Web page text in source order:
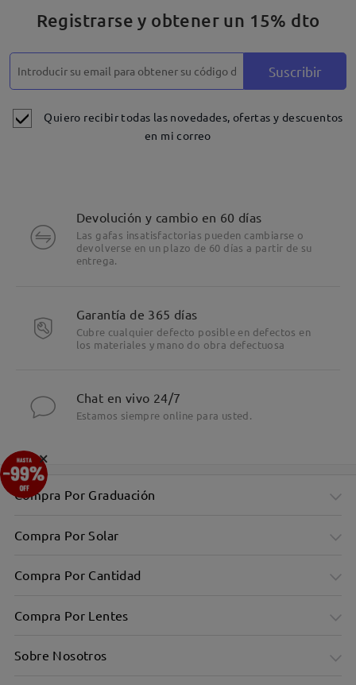
Registrarse y obtener un 15% dto
Suscribir
Quiero recibir todas las novedades, ofertas y descuentos
en mi correo
Devolución y cambio en 60 días
Las gafas insatisfactorias pueden cambiarse o
devolverse en un plazo de 60 días a partir de su
entrega.
Garantía de 365 días
Cubre cualquier defecto posible en defectos en
los materiales y mano do obra defectuosa
Chat en vivo 24/7
Estamos siempre online para usted.
Compra Por Graduación
Compra Por Solar
Compra Por Cantidad
Compra Por Lentes
Sobre Nosotros
×